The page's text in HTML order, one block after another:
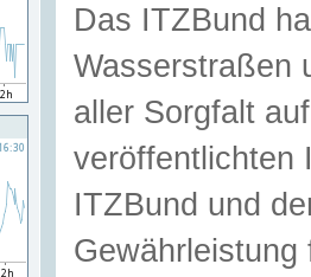
Das ITZBund
Wasserstraßen
aller Sorgfalt
veröffentlichten
ITZBund und